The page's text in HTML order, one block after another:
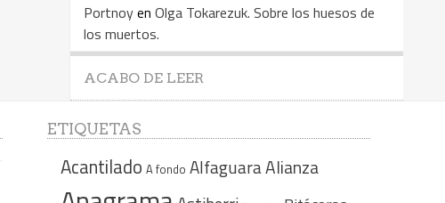
Portnoyen Olga Tokarezuk. Sobre los huesos de
los muertos.
ACABO DE LEER
ETIQUETAS
Acantilado A fondo AlfaguaraAlianza